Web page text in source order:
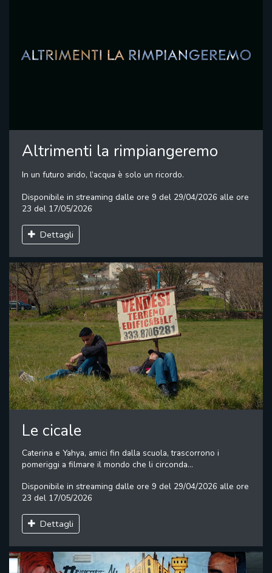
Altrimenti la rimpiangeremo
In un futuro arido, l’acqua è solo un ricordo.
Disponibile in streaming dalle ore 9 del 29/04/2026 alle ore
23 del 17/05/2026
Dettagli
Le cicale
Caterina e Yahya, amici fin dalla scuola, trascorrono i
pomeriggi a filmare il mondo che li circonda...
Disponibile in streaming dalle ore 9 del 29/04/2026 alle ore
23 del 17/05/2026
Dettagli